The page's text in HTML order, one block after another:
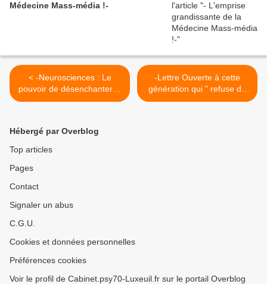
Médecine Mass-média !-
< -Neurosciences : Le
pouvoir de désenchanter le
monde ?-
-Lettre Ouverte à cette
génération qui " refuse de
vieillir "- >
Hébergé par Overblog
Top articles
Pages
Contact
Signaler un abus
C.G.U.
Cookies et données personnelles
Préférences cookies
Voir le profil de Cabinet.psy70-Luxeuil.fr sur le portail Overblog